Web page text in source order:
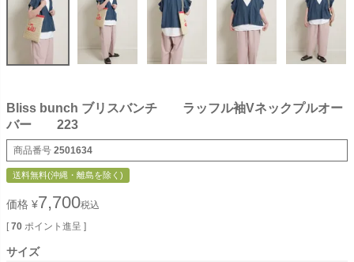
Bliss bunch ブリスバンチ ラッフル袖Vネックプルオー
バー 223
商品番号 2501634
送料無料(沖縄・離島を除く)
価格 ¥7,700税込
[ 70 ポイント進呈 ]
サイズ